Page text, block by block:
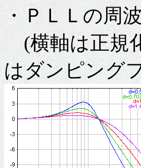
・ＰＬＬの周
(横軸は正規
はダンピング